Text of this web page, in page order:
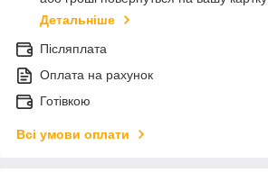
Детальніше
Післяплата
Оплата на рахунок
Готівкою
Всі умови оплати